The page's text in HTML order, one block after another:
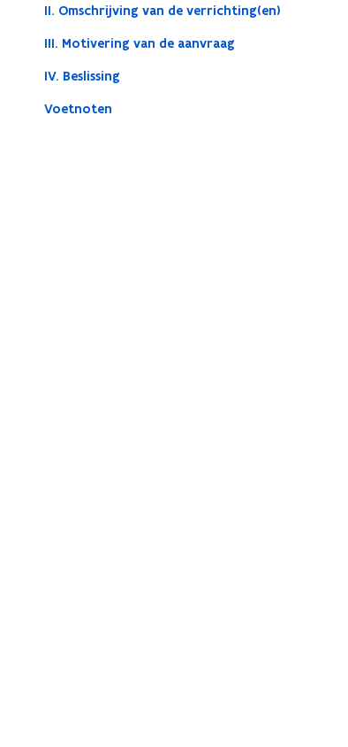
II. Omschrijving van de verrichting(en)
III. Motivering van de aanvraag
IV. Beslissing
Voetnoten